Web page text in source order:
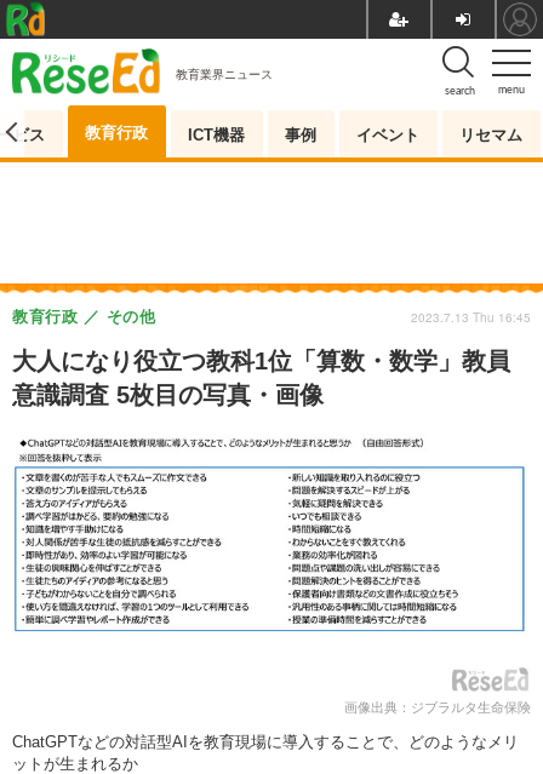
menu
search
教育業界ニュース
ビス 教育行政 ICT機器 事例 イベント リセマム
大人になり役立つ教科1位「算数・数学」教員
意識調査 5枚目の写真・画像
教育行政 その他 2023.7.13 Thu 16:45
画像出典：ジブラルタ生命保険
ChatGPTなどの対話型AIを教育現場に導入することで、どのようなメリ
ットが生まれるか